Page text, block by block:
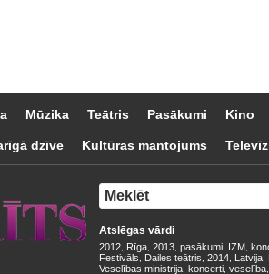
Mūzika Teātris Pasākumi Kino
dzīve Kultūras mantojums
Atslēgas vārdi
2012 Rīga 2013 pasākumi IZM
Festivāls
Dailes teātris 2014 Latvija
Veselības ministrija koncerti veselība